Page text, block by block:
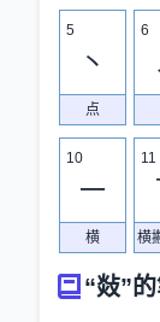
5
丶
点
6
10
一
横
11
横
“敥”